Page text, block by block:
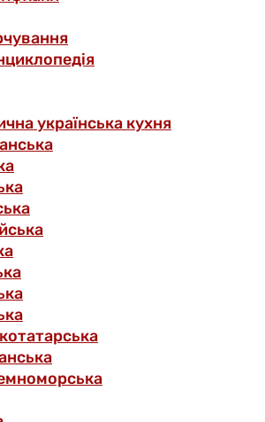
українська кухня